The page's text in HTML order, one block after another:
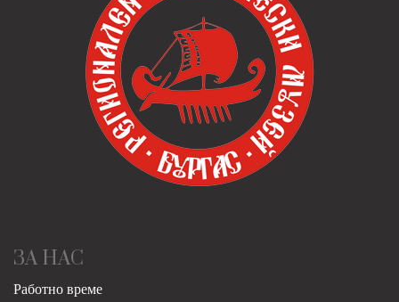
ЗА НАС
Работно време